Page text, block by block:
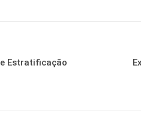
Estratificação